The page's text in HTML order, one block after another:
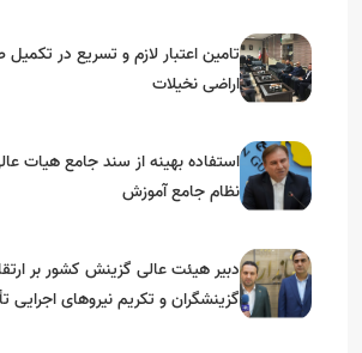
تامین اعتبار لازم و تسریع در تکمیل
اراضی نخیلات
استفاده بهینه از سند جامع هیات
نظام جامع آموزش
دبیر هیئت عالی گزینش کشور بر
گزینشگران و تکریم نیروهای اجرایی